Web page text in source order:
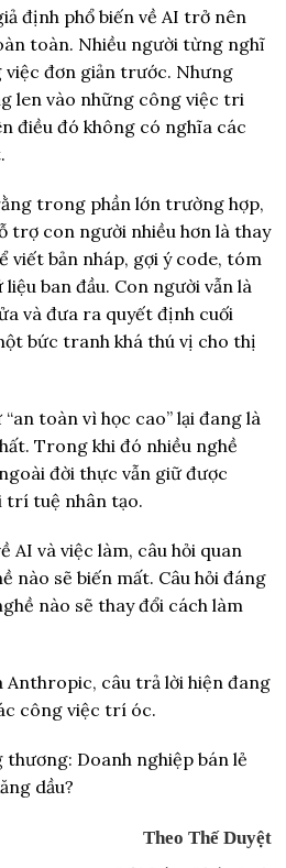
định phổ biến về AI trở nên
toàn. Nhiều người từng nghĩ
việc đơn giản trước. Nhưng
len vào những công việc tri
điều đó không có nghĩa các
trong phần lớn trường hợp,
trợ con người nhiều hơn là thay
viết bản nháp, gợi ý code, tóm
ban đầu. Con người vẫn là
và đưa ra quyết định cuối
bức tranh khá thú vị cho thị
toàn vì học cao” lại đang là
Trong khi đó nhiều nghề
đời thực vẫn giữ được
trí tuệ nhân tạo.
AI và việc làm, câu hỏi quan
nào sẽ biến mất. Câu hỏi đáng
nào sẽ thay đổi cách làm
Anthropic, câu trả lời hiện đang
công việc trí óc.
Doanh nghiệp bán lẻ
dầu?
Theo Thế Duyệt